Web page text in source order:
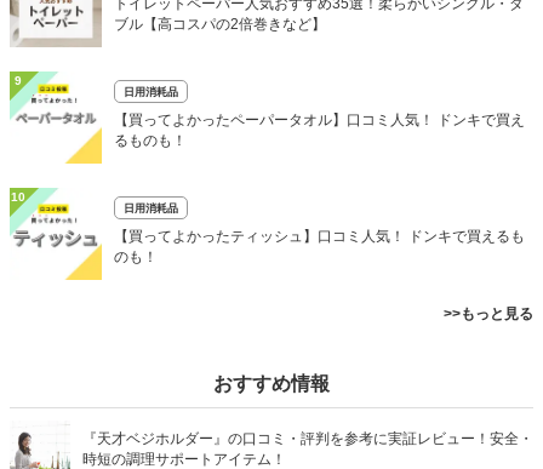
トイレットペーパー人気おすすめ35選！柔らかいシングル・ダ
ブル【高コスパの2倍巻きなど】
9
日用消耗品
【買ってよかったペーパータオル】口コミ人気！ ドンキで買え
るものも！
10
日用消耗品
【買ってよかったティッシュ】口コミ人気！ ドンキで買えるも
のも！
>>もっと見る
おすすめ情報
『天才ベジホルダー』の口コミ・評判を参考に実証レビュー！安全・
時短の調理サポートアイテム！